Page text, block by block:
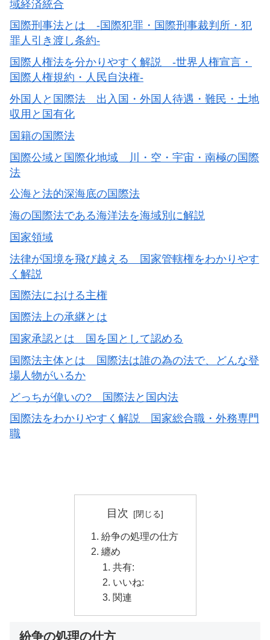
域経済統合
国際刑事法とは -国際犯罪・国際刑事裁判所・犯
罪人引き渡し条約-
国際人権法を分かりやすく解説 -世界人権宣言・
国際人権規約・人民自決権-
外国人と国際法 出入国・外国人待遇・難民・土地
収用と国有化
国籍の国際法
国際公域と国際化地域 川・空・宇宙・南極の国際
法
公海と法的深海底の国際法
海の国際法である海洋法を海域別に解説
国家領域
法律が国境を飛び越える 国家管轄権をわかりやす
く解説
国際法における主権
国際法上の承継とは
国家承認とは 国を国として認める
国際法主体とは 国際法は誰の為の法で、どんな登
場人物がいるか
どっちが偉いの? 国際法と国内法
国際法をわかりやすく解説 国家総合職・外務専門
職
目次
紛争の処理の仕方
纏め
共有:
いいね:
関連
紛争の処理の仕方